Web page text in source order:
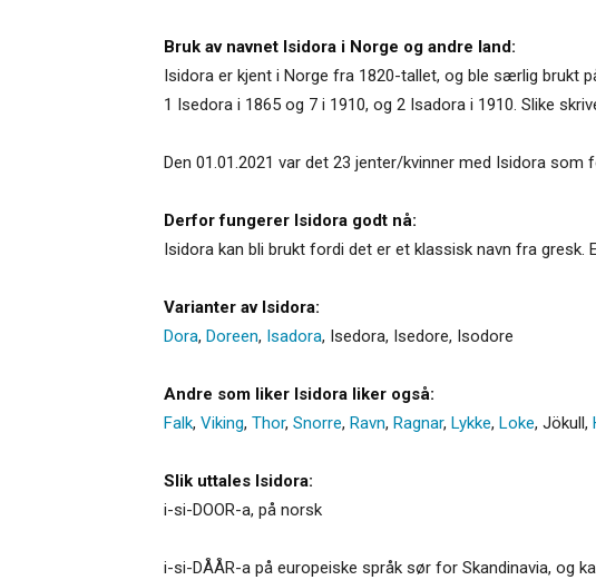
Bruk av navnet Isidora i Norge og andre land:
Isidora er kjent i Norge fra 1820-tallet, og ble særlig brukt
1 Isedora i 1865 og 7 i 1910, og 2 Isadora i 1910. Slike
Den 01.01.2021 var det 23 jenter/kvinner med Isidora som
Derfor fungerer Isidora godt nå:
Isidora kan bli brukt fordi det er et klassisk navn fra
Varianter av Isidora:
Dora, Doreen, Isadora, Isedora, Isedore, Isodore
Andre som liker Isidora liker også:
Falk, Viking, Thor, Snorre, Ravn, Ragnar, Lykke, Loke, Jökull,
Slik uttales Isidora:
i-si-DOOR-a, på norsk
i-si-DÅÅR-a på europeiske språk sør for Skandinavia, og